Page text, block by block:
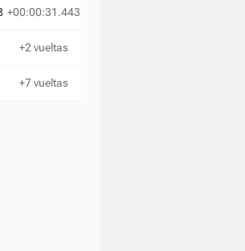
+00:00:31.443
+2 vueltas
+7 vueltas